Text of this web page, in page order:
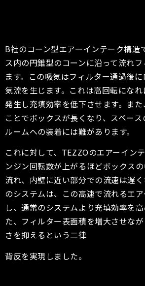
B社のコーン型エアーインテーク構造
ス内の円錐型のコーンに沿って流れ
ます。この吸気はフィルター通過後
気流を生じます。これは高回転にな
発生し充填効率を低下させます。ま
ことでボックスが長くなり、スペー
ルームへの装着には難があります。
これに対して、TEZZOのエアーイン
ンジン回転数が上がるほどボックス
流れ、内壁に近い部分での流速は遅
のシステムは、この高速で流れるエ
し、通常のシステムより充填効率を
た、フィルター表面積を増大させな
さを抑えるという二律
背反を実現しました。